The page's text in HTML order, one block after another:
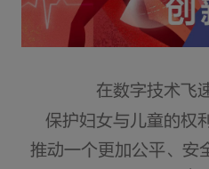
在数字技术飞
保护妇女与儿童的权
推动一个更加公平、安